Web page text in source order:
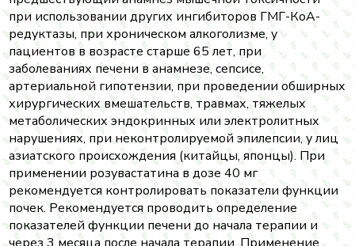
при использовании других ингибиторов ГМГ-КоА-
редуктазы, при хроническом алкоголизме, у
пациентов в возрасте старше 65 лет, при
заболеваниях печени в анамнезе, сепсисе,
артериальной гипотензии, при проведении обширных
хирургических вмешательств, травмах, тяжелых
метаболических эндокринных или электролитных
нарушениях, при неконтролируемой эпилепсии, у лиц
азиатского происхождения (китайцы, японцы). При
применении розувастатина в дозе 40 мг
рекомендуется контролировать показатели функции
почек. Рекомендуется проводить определение
показателей функции печени до начала терапии и